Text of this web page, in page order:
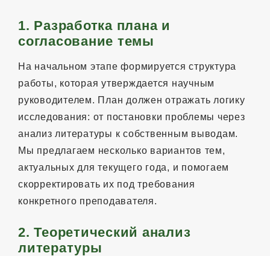
1. Разработка плана и
согласование темы
На начальном этапе формируется структура
работы, которая утверждается научным
руководителем. План должен отражать логику
исследования: от постановки проблемы через
анализ литературы к собственным выводам.
Мы предлагаем несколько вариантов тем,
актуальных для текущего года, и помогаем
скорректировать их под требования
конкретного преподавателя.
2. Теоретический анализ
литературы